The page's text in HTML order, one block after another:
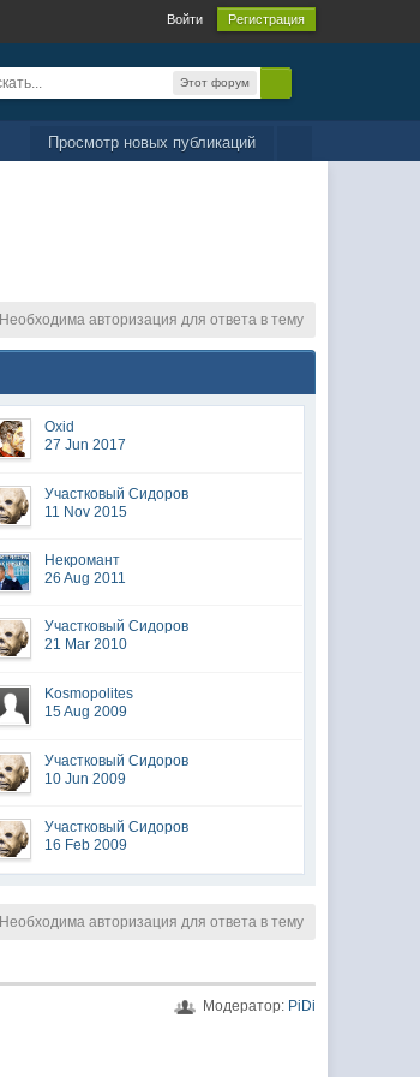
Войти Регистрация
Этот форум
Просмотр новых публикаций
Необходима авторизация для ответа в тему
Oxid
27 Jun 2017
Участковый Сидоров
11 Nov 2015
Некромант
26 Aug 2011
Участковый Сидоров
21 Mar 2010
Kosmopolites
15 Aug 2009
Участковый Сидоров
10 Jun 2009
Участковый Сидоров
16 Feb 2009
Необходима авторизация для ответа в тему
Модератор: PiDi